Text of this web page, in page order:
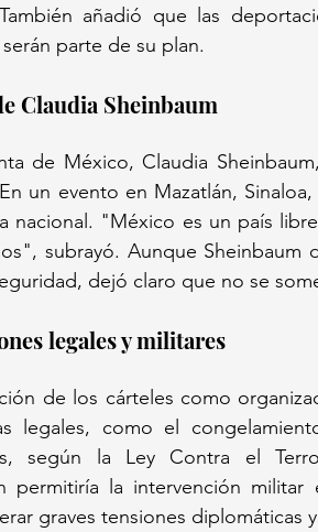
añadió que las
parte de su plan.
Claudia Sheinbaum
de México, Claudia
un evento en Mazatlán,
nacional. "México es un país
subrayó. Aunque
dejó claro que no se
legales y militares
de los cárteles como
legales, como el
según la Ley Contra el
permitiría la intervención
graves tensiones diplomáticas